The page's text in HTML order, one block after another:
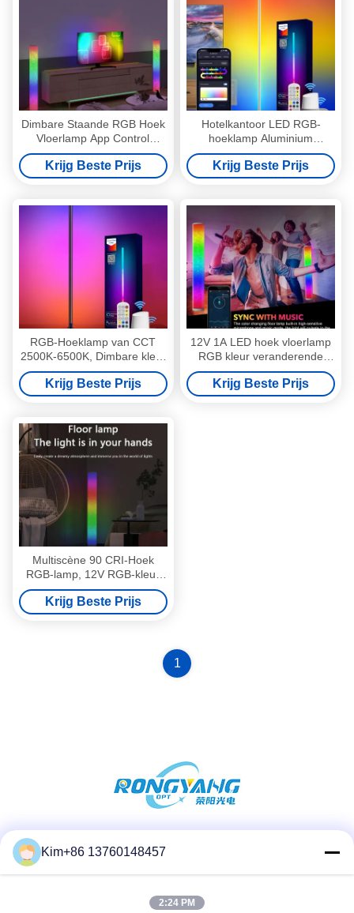
Dimbare Staande RGB Hoek
Vloerlamp App Control
‎44.5x14x14CM
Krijg Beste Prijs
Hotelkantoor LED RGB-
hoeklamp Aluminium
silicagelmateriaal
Krijg Beste Prijs
RGB-Hoeklamp van CCT
2500K-6500K, Dimbare kleur
veranderende LEIDENE
Hoekvloerlamp
Krijg Beste Prijs
12V 1A LED hoek vloerlamp
RGB kleur veranderende
staande lamp veelkleurig
Krijg Beste Prijs
Multiscène 90 CRI-Hoek
RGB-lamp, 12V RGB-kleur
veranderende vloerlamp
Krijg Beste Prijs
1
Sociale media
Kim+86 13760148457
2:24 PM